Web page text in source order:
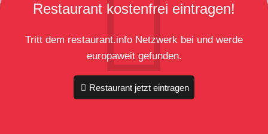
Restaurant kostenfrei eintragen!
Tritt dem restaurant.info Netzwerk bei und werde
europaweit gefunden.
Restaurant jetzt eintragen